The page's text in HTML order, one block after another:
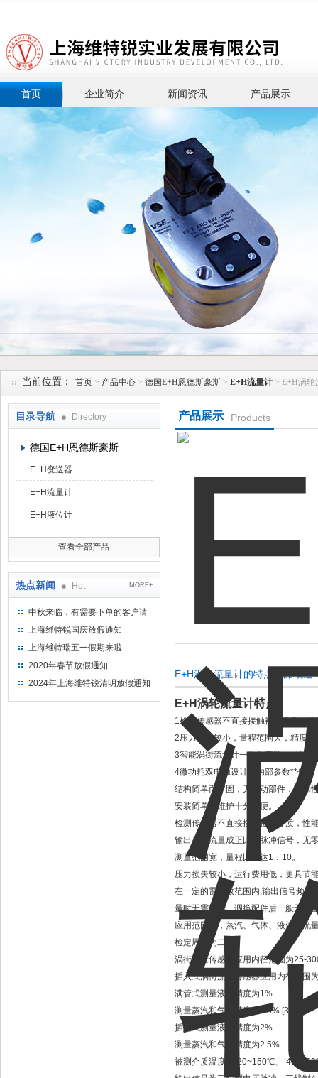
上海维特锐实业发展有限公司
首页 企业简介 新闻资讯 产品展示
当前位置： 首页 > 产品中心 > 德国E+H恩德斯豪斯 > E+H流量计 > E+H涡
目录导航 Directory
德国E+H恩德斯豪斯
E+H变送器
E+H流量计
E+H液位计
查看全部产品
热点新闻 Hot MORE+
中秋来临，有需要下单的客户请
提前下单
上海维特锐国庆放假通知
上海维特瑞五一假期来啦
2020年春节放假通知
2024年上海维特锐清明放假通知
产品展示 Products
E+H涡轮流量计的特点产品概述
E+H涡轮流量计特点
1检测传感器不直接接触被测介质，
2压力损失较小，量程范围大，精度高
3智能涡街流量计一体化安装、维护
4微功耗双电源设计，内部参数**保存
结构简单而牢固，无可动部件，可靠
安装简单，维护十分方便。
检测传感器不直接接触被测介质，性
输出是与流量成正比的脉冲信号，无
测量范围宽，量程比可达1：10。
压力损失较小，运行费用低，更具节
在一定的雷诺数范围内,输出信号频率
量时无需补偿，调换配件后一般无需
应用范围广，蒸汽、气体、液体的流
检定周期为二年。
涡街流量传感器应用内径范围为25-
插入式涡街流量传感器应用内径范围
满管式测量液体精度为1%
测量蒸汽和气体精度为1.5% [3]
插入式测量液体精度为2%
测量蒸汽和气体精度为2.5%
被测介质温度为-20~150℃、-